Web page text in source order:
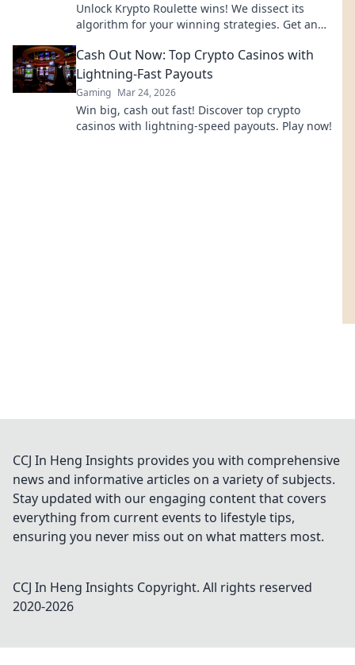
Unlock Krypto Roulette wins! We dissect its
algorithm for your winning strategies. Get an
Cash Out Now: Top Crypto Casinos with
Lightning-Fast Payouts
Gaming Mar 24, 2026
Win big, cash out fast! Discover top crypto
casinos with lightning-speed payouts. Play now!
CCJ In Heng Insights provides you with comprehensive
news and informative articles on a variety of subjects.
Stay updated with our engaging content that covers
everything from current events to lifestyle tips,
ensuring you never miss out on what matters most.
CCJ In Heng Insights Copyright. All rights reserved
2020-2026